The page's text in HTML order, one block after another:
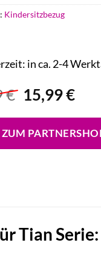
€
Preis
war:
39,99 €
15,99€
ist:
in ca. 2-4
ZUM
Kindersitzbezug
Tian